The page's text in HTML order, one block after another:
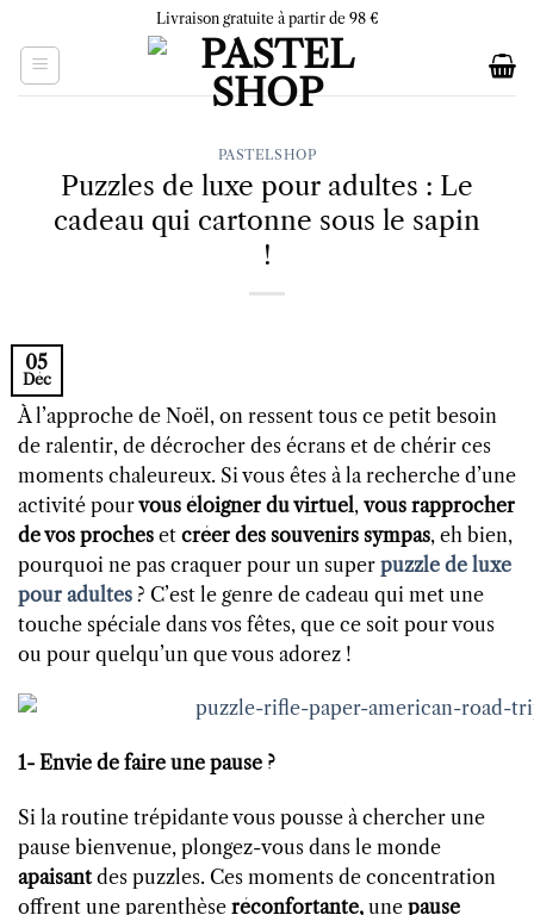
content
Livraison gratuite à partir de 98 €
PASTELSHOP
Puzzles de luxe pour adultes : Le
cadeau qui cartonne sous le sapin
!
05
Déc
À l’approche de Noël, on ressent tous ce petit besoin
de ralentir, de décrocher des écrans et de chérir ces
moments chaleureux. Si vous êtes à la recherche d’une
activité pourvous éloigner du virtuel , vous rapprocher
de vos proches et créer des souvenirs sympas, eh bien,
pourquoi ne pas craquer pour un super puzzle de luxe
pour adultes ? C’est le genre de cadeau qui met une
touche spéciale dans vos fêtes, que ce soit pour vous
ou pour quelqu’un que vous adorez !
1- Envie de faire une pause ?
Si la routine trépidante vous pousse à chercher une
pause bienvenue, plongez-vous dans le monde
apaisant des puzzles. Ces moments de concentration
offrent une parenthèse réconfortante, une pause